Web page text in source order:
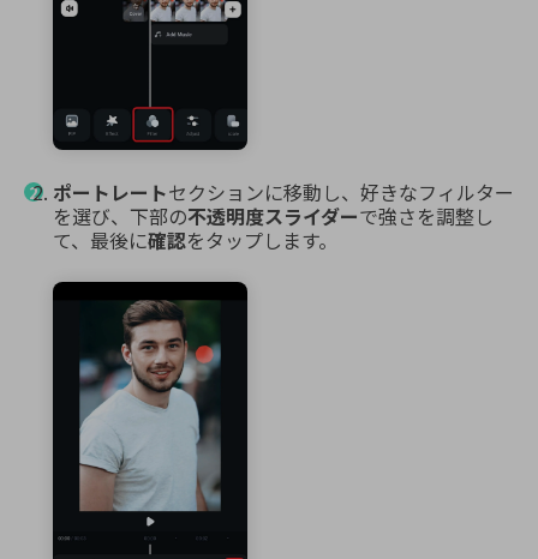
ポートレートセクションに移動し、好きなフィルター
を選び、下部の不透明度スライダーで強さを調整し
て、最後に確認をタップします。